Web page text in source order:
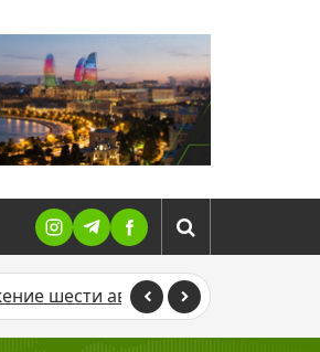
автобусных маршрутов